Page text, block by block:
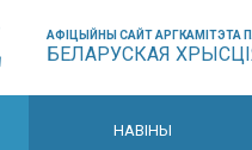
АФІЦЫЙНЫ САЙТ АРГКАМІТЭТА
БЕЛАРУСКАЯ
НАВІНЫ